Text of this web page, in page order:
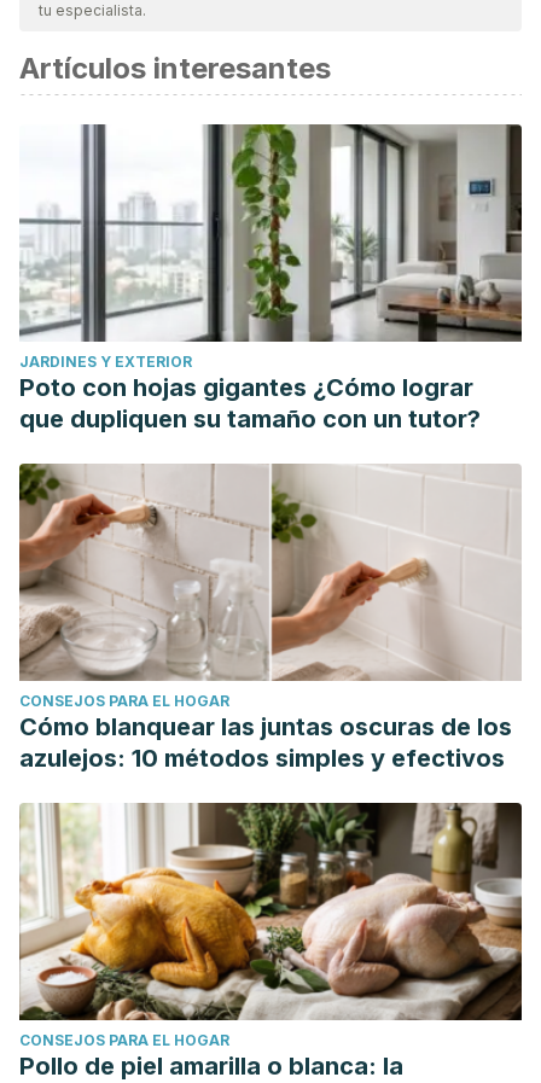
tu especialista.
Artículos interesantes
JARDINES Y EXTERIOR
Poto con hojas gigantes ¿Cómo lograr
que dupliquen su tamaño con un tutor?
CONSEJOS PARA EL HOGAR
Cómo blanquear las juntas oscuras de los
azulejos: 10 métodos simples y efectivos
CONSEJOS PARA EL HOGAR
Pollo de piel amarilla o blanca: la